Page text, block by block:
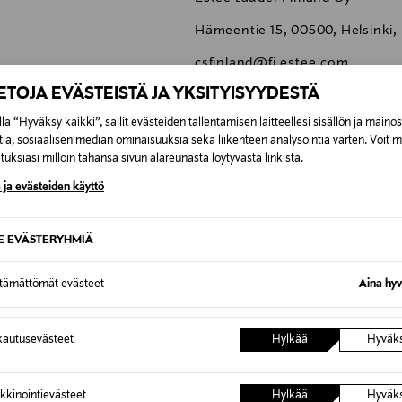
EVÄSTEISTÄ JA YKSITYISYYDESTÄ
“Hyväksy kaikki”, sallit evästeiden tallentamisen laitteellesi sisällön ja
sosiaalisen median ominaisuuksia sekä liikenteen analysointia varten. Voit
milloin tahansa sivun alareunasta löytyvästä linkistä.
ja evästeiden käyttö
EVÄSTERYHMIÄ
evästeet Aina
Hylkää
Hylkää
Hämeentie 15, 00500, Helsinki,
csfinland@fi.estee.com
clinique, puhdistusvoide, ihon
meikinpoistoaine
7,90 €–50,00 € kuljetusyhtiöstä ja
Alk. 6,90 €, kun toimitus on
tilaukseesi. Voit palauttaa tilaamasi tuotteen 30 vuorokauden
NÄISTÄ